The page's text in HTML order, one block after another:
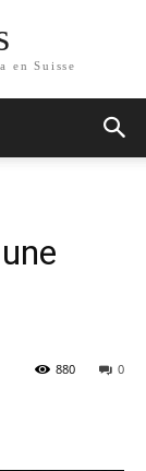
en Suisse
0
880